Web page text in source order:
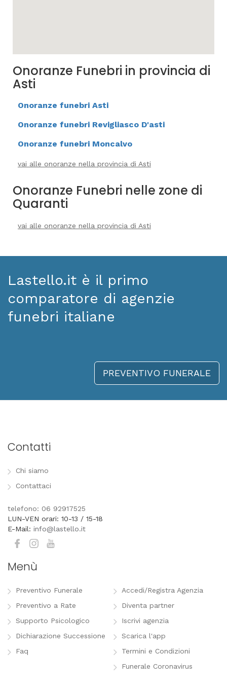
Onoranze Funebri in provincia di
Asti
Onoranze funebri Asti
Onoranze funebri Revigliasco D'asti
Onoranze funebri Moncalvo
vai alle onoranze nella provincia di Asti
Onoranze Funebri nelle zone di
Quaranti
vai alle onoranze nella provincia di Asti
Lastello.it è il primo
comparatore di agenzie
funebri italiane
PREVENTIVO FUNERALE
Contatti
Chi siamo
Contattaci
telefono: 06 92917525
LUN-VEN orari: 10-13 / 15-18
E-Mail: info@lastello.it
Menù
Preventivo Funerale
Preventivo a Rate
Supporto Psicologico
Dichiarazione Successione
Faq
Accedi/Registra Agenzia
Diventa partner
Iscrivi agenzia
Scarica l'app
Termini e Condizioni
Funerale Coronavirus